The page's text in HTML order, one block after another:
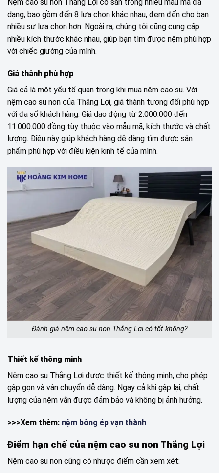
Nệm cao su non Thắng Lợi có sẵn trong nhiều mẫu mã đa
dạng, bao gồm đến 8 lựa chọn khác nhau, đem đến cho bạn
nhiều sự lựa chọn hơn. Ngoài ra, chúng tôi cũng cung cấp
nhiều kích thước khác nhau, giúp bạn tìm được nệm phù hợp
với chiếc giường của mình.
Giá thành phù hợp
Giá cả là một yếu tố quan trọng khi mua nệm cao su. Với
nệm cao su non của Thắng Lợi, giá thành tương đối phù hợp
với đa số khách hàng. Giá dao động từ 2.000.000 đến
11.000.000 đồng tùy thuộc vào mẫu mã, kích thước và chất
lượng. Điều này giúp khách hàng dễ dàng tìm được sản
phẩm phù hợp với điều kiện kinh tế của mình.
Đánh giá nệm cao su non Thắng Lợi có tốt không?
Thiết kế thông minh
Nệm cao su Thắng Lợi được thiết kế thông minh, cho phép
gập gọn và vận chuyển dễ dàng. Ngay cả khi gập lại, chất
lượng của nệm vẫn được đảm bảo và không bị ảnh hưởng.
>>>Xem thêm: nệm bông ép vạn thành
Điểm hạn chế của nệm cao su non Thắng Lợi
Nệm cao su non cũng có nhược điểm cần xem xét: